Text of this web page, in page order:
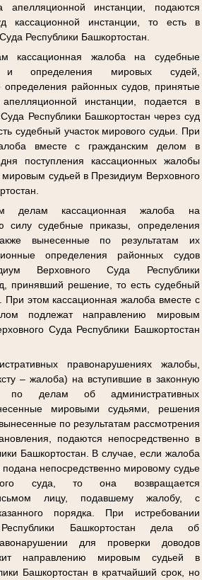
апелляционной инстанции, подаются
кассационной инстанции, то есть в
Республики Башкортостан.
кассационная жалоба на судебные
определения мировых судей,
районных судов, принятые
инстанции, подается в
Республики Башкортостан через суд
судебный участок мирового судьи. При
вместе с гражданским делом в
поступления кассационных жалобы
судьей в Президиум Верховного
делам кассационная жалоба на
силу судебные приказы, определения
вынесенные по результатам их
определения районных судов
Верховного Суда Республики
принявший решение, то есть судебный
При этом кассационная жалоба вместе с
подлежат направлению мировым
Суда Республики Башкортостан
правонарушениях жалобы,
– жалоба) на вступившие в законную
по делам об административных
мировыми судьями, решения
по результатам рассмотрения
подаются непосредственно в
Башкортостан. В случае, если жалоба
подана непосредственно мировому судье
суда, то она возвращается
лицу, подавшему жалобу, с
порядка. При истребовании
Башкортостан дела об
для проверки доводов
направлению мировым судьей в
Башкортостан в кратчайший срок, но